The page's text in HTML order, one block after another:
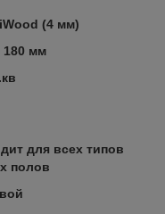
(4 мм)
180 мм
для всех типов
полов